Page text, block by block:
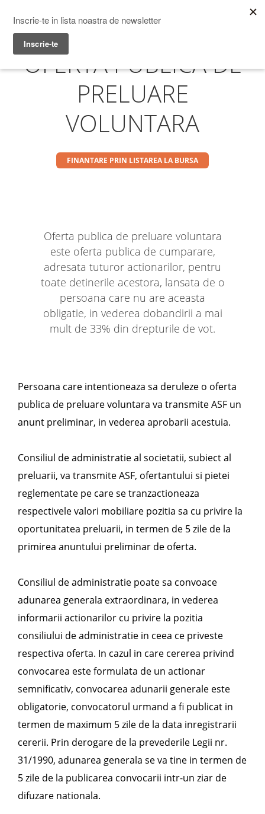
Menu
Prime Transaction
OFERTA PUBLICA DE
PRELUARE
VOLUNTARA
FINANTARE PRIN LISTAREA LA BURSA
Oferta publica de preluare voluntara
este oferta publica de cumparare,
adresata tuturor actionarilor, pentru
toate detinerile acestora, lansata de o
persoana care nu are aceasta
obligatie, in vederea dobandirii a mai
mult de 33% din drepturile de vot.
Persoana care intentioneaza sa deruleze o oferta
publica de preluare voluntara va transmite ASF un
anunt preliminar, in vederea aprobarii acestuia.
Consiliul de administratie al societatii, subiect al
preluarii, va transmite ASF, ofertantului si pietei
reglementate pe care se tranzactioneaza
respectivele valori mobiliare pozitia sa cu privire la
oportunitatea preluarii, in termen de 5 zile de la
primirea anuntului preliminar de oferta.
Consiliul de administratie poate sa convoace
adunarea generala extraordinara, in vederea
informarii actionarilor cu privire la pozitia
consiliului de administratie in ceea ce priveste
respectiva oferta. In cazul in care cererea privind
convocarea este formulata de un actionar
semnificativ, convocarea adunarii generale este
obligatorie, convocatorul urmand a fi publicat in
termen de maximum 5 zile de la data inregistrarii
cererii. Prin derogare de la prevederile Legii nr.
31/1990, adunarea generala se va tine in termen de
5 zile de la publicarea convocarii intr-un ziar de
difuzare nationala.